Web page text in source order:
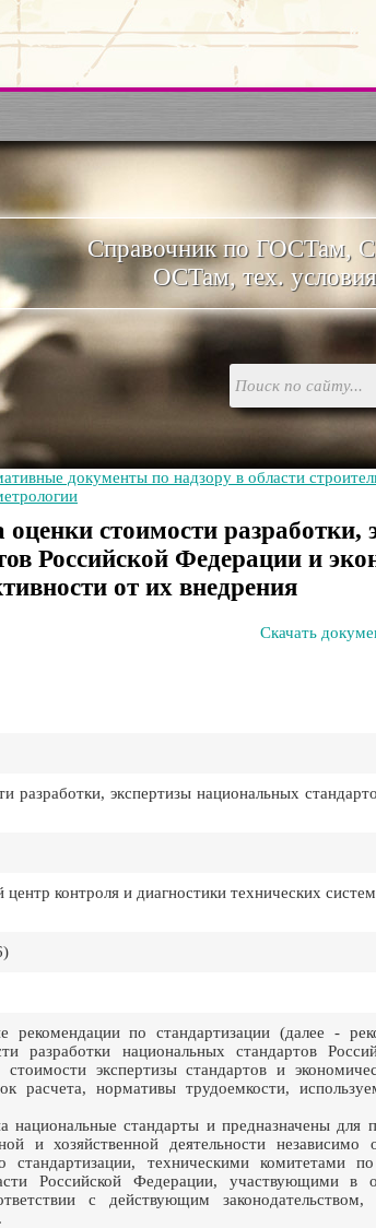
Справочник по ГОСТам,
ОСТам, тех.
документы по надзору в области
стоимости разработки,
Российской Федерации и
от их внедрения
Скачать
разработки, экспертизы национальных
контроля и диагностики технических
рекомендации по стандартизации (далее -
разработки национальных стандартов
экспертизы стандартов и
расчета, нормативы трудоемкости,
национальные стандарты и предназначены для
и хозяйственной деятельности
техническими комитетами
Российской Федерации, участвующими в
с действующим